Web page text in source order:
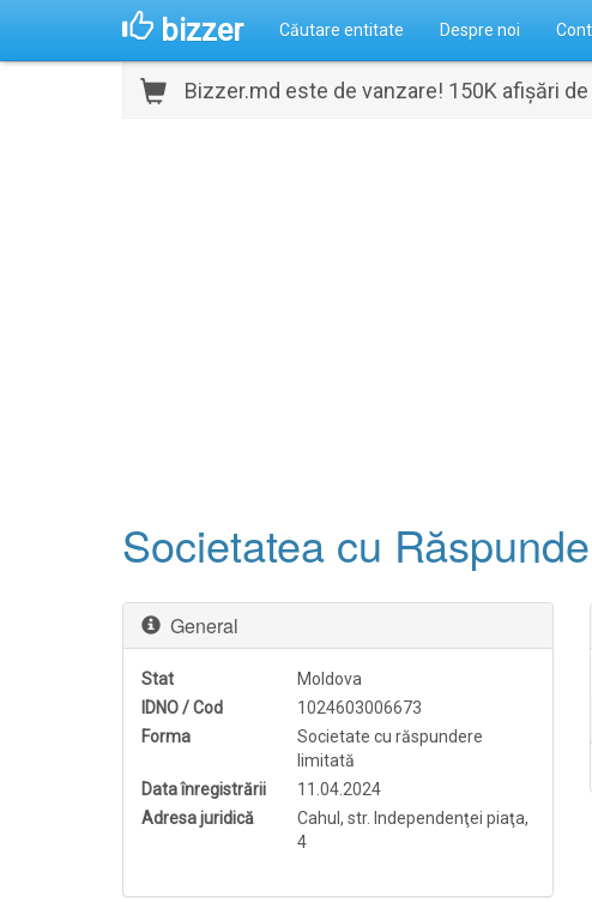
bizzer Căutare entitate Despre noi
Bizzer.md este de vanzare! 150K afișări
Societatea cu
General
Stat
Moldova
IDNO / Cod
1024603006673
Forma
Societate cu răspundere
limitată
Data înregistrării
11.04.2024
Adresa juridică
Cahul, str. Independenţei piaţa,
4